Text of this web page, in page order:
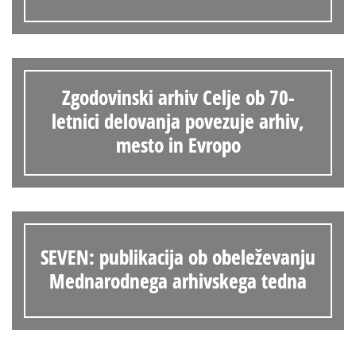
Zgodovinski arhiv Celje ob 70-
letnici delovanja povezuje arhiv,
mesto in Evropo
SEVEN: publikacija ob obeleževanju
Mednarodnega arhivskega tedna